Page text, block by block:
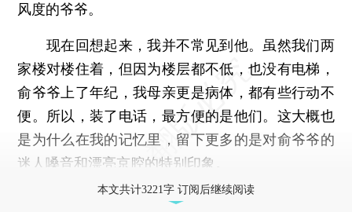
风度的爷爷。
现在回想起来，我并不常见到他。虽然我们两
家楼对楼住着，但因为楼层都不低，也没有电梯，
俞爷爷上了年纪，我母亲更是病体，都有些行动不
便。所以，装了电话，最方便的是他们。这大概也
是为什么在我的记忆里，留下更多的是对俞爷爷的
迷人嗓音和漂亮京腔的特别印象。
本文共计3221字 订阅后继续阅读